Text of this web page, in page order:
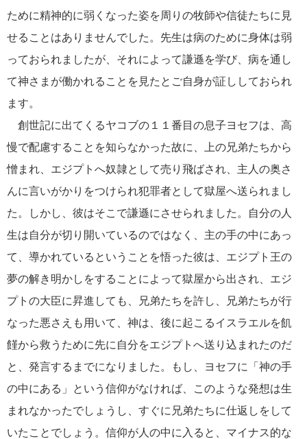
ために精神的に弱くなった姿を周りの牧師や信徒たちに見
せることはありませんでした。先生は病のために身体は弱
っておられましたが、それによって謙遜を学び、病を通し
て神さまが働かれることを見たとご自身が証ししておられ
ます。
創世記に出てくるヤコブの１１番目の息子ヨセフは、高
慢で配慮することを知らなかった故に、上の兄弟たちから
憎まれ、エジプトへ奴隷として売り飛ばされ、主人の奥さ
んに言いがかりをつけられ犯罪者として獄屋へ送られまし
た。しかし、彼はそこで謙遜にさせられました。自分の人
生は自分が切り開いているのではなく、主の手の中にあっ
て、導かれているということを悟った彼は、エジプト王の
夢の解き明かしをすることによって獄屋から出され、エジ
プトの大臣に昇進しても、兄弟たちを許し、兄弟たちが行
なった悪さえも用いて、神は、後に起こるイスラエルを飢
饉から救うために先に自分をエジプトへ送り込まれたのだ
と、発言するまでになりました。もし、ヨセフに「神の手
の中にある」という信仰がなければ、このような発想は生
まれなかったでしょうし、すぐに兄弟たちに仕返しをして
いたことでしょう。信仰が人の中に入ると、マイナス的な